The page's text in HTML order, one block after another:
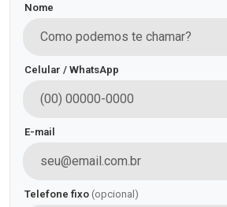
Nome
Celular / WhatsApp
E-mail
Telefone fixo (opcional)